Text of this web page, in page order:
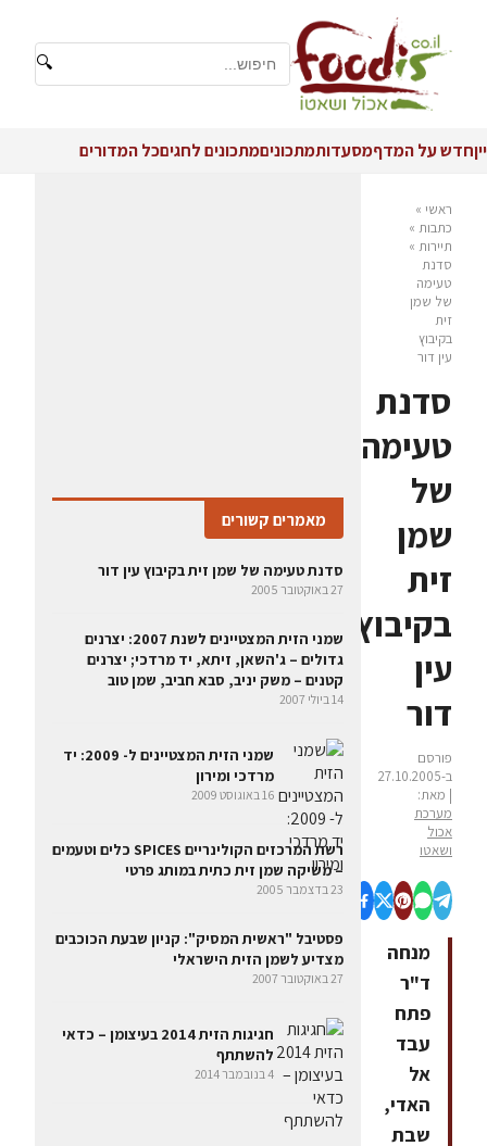
🔍
ייןחדש על המדףמסעדותמתכוניםמתכונים לחגיםכל המדורים
ראשי »
כתבות »
תיירות »
סדנת
טעימה
של שמן
זית
בקיבוץ
עין דור
סדנת
טעימה
של
שמן
זית
בקיבוץ
עין
דור
פורסם
ב-27.10.2005
| מאת:
מערכת
אכול
ושאטו
מנחה
ד"ר
פתח
עבד
אל
האדי,
שבת
מאמרים קשורים
סדנת טעימה של שמן זית בקיבוץ עין דור
27 באוקטובר 2005
שמני הזית המצטיינים לשנת 2007: יצרנים
גדולים – ג'השאן, זיתא, יד מרדכי; יצרנים
קטנים – משק יניב, סבא חביב, שמן טוב
14 ביולי 2007
שמני הזית המצטיינים ל- 2009: יד
מרדכי ומירון
16 באוגוסט 2009
רשת המרכזים הקולינריים SPICES כלים וטעמים
– משיקה שמן זית כתית במותג פרטי
23 בדצמבר 2005
פסטיבל "ראשית המסיק": קניון שבעת הכוכבים
מצדיע לשמן הזית הישראלי
27 באוקטובר 2007
חגיגות הזית 2014 בעיצומן – כדאי
להשתתף
4 בנובמבר 2014